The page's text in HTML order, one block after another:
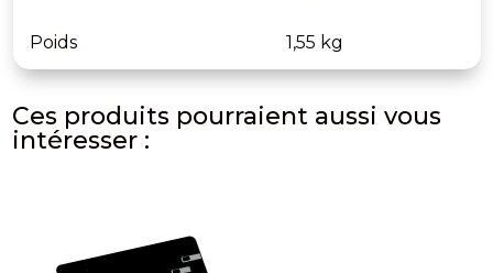
Poids 1,55 kg
Ces produits pourraient aussi vous
intéresser :